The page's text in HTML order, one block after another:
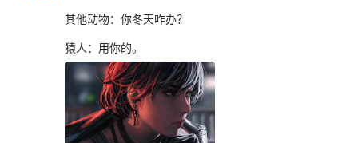
其他动物：你冬天咋办？
猿人：用你的。